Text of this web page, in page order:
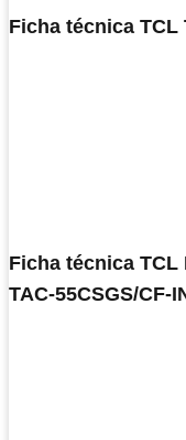
Ficha técnica TCL
Ficha técnica TCL
TAC-55CSGS/CF-